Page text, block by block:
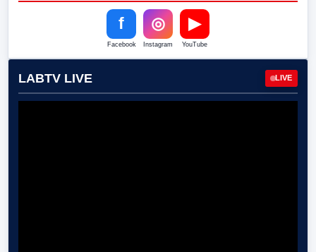
f
Facebook
◎
Instagram
▶
YouTube
LABTV LIVE LIVE